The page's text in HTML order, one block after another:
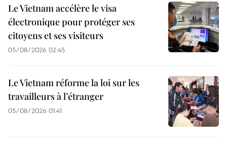
Le Vietnam accélère le visa
électronique pour protéger ses
citoyens et ses visiteurs
05/08/2026 02:45
Le Vietnam réforme la loi sur les
travailleurs à l’étranger
05/08/2026 01:41